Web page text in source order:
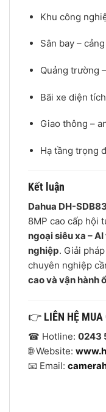
Khu công
Sân bay –
Quảng trường
Bãi xe diện
Giao thông –
Hạ tầng trọng
Kết luận
Dahua DH-
8MP cao cấp hội
ngoại siêu xa –
nghiệp. Giải
chuyên nghiệp
cao và vận hành
👉 LIÊN HỆ
☎ Hotline: 0243
🌐 Website:
📧 Email: